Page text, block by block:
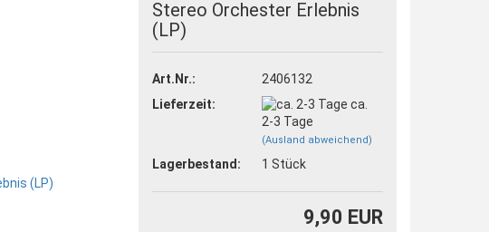
Passwort vergessen?
Stereo Orchester Erlebnis
(LP)
Art.Nr.:
2406132
Lieferzeit:
ca.
2-3 Tage
(Ausland abweichend)
Lagerbestand: 1Stück
9,90 EUR